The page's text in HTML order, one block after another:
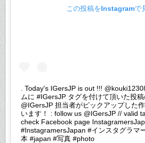
この投稿をInstagramで
. Today's IGersJP is out !!!
ムに #IGersJP タグを付けて頂いた投
@IGersJP 担当者がピックアップした
います！ : follow us @IGersJP // valid
check Facebook page
#InstagramersJapan #インスタグラマ
本 #japan #写真 #photo